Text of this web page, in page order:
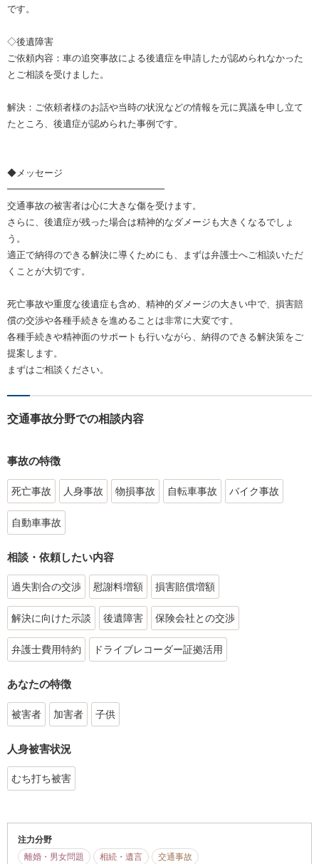
です。
◇後遺障害
ご依頼内容：車の追突事故による後遺症を申請したが認められなかった
とご相談を受けました。
解決：ご依頼者様のお話や当時の状況などの情報を元に異議を申し立て
たところ、後遺症が認められた事例です。
◆メッセージ
━━━━━━━━━━━━━━━━━
交通事故の被害者は心に大きな傷を受けます。
さらに、後遺症が残った場合は精神的なダメージも大きくなるでしょ
う。
適正で納得のできる解決に導くためにも、まずは弁護士へご相談いただ
くことが大切です。
死亡事故や重度な後遺症も含め、精神的ダメージの大きい中で、損害賠
償の交渉や各種手続きを進めることは非常に大変です。
各種手続きや精神面のサポートも行いながら、納得のできる解決策をご
提案します。
まずはご相談ください。
交通事故分野での相談内容
事故の特徴
死亡事故 人身事故 物損事故 自転車事故 バイク事故
自動車事故
相談・依頼したい内容
過失割合の交渉 慰謝料増額 損害賠償増額
解決に向けた示談 後遺障害 保険会社との交渉
弁護士費用特約 ドライブレコーダー証拠活用
あなたの特徴
被害者 加害者 子供
人身被害状況
むち打ち被害
注力分野
離婚・男女問題
相続・遺言 交通事故